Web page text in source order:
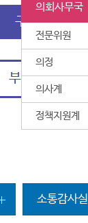
구청장
부구청장
소통감사실
의회사무국
전문위원
의정
의사계
정책지원계